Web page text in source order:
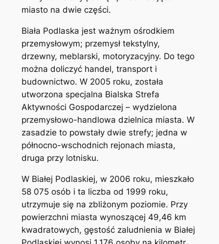
miasto na dwie części.
Biała Podlaska jest ważnym ośrodkiem
przemysłowym; przemysł tekstylny,
drzewny, meblarski, motoryzacyjny. Do tego
można doliczyć handel, transport i
budownictwo. W 2005 roku, została
utworzona specjalna Bialska Strefa
Aktywności Gospodarczej – wydzielona
przemysłowo-handlowa dzielnica miasta. W
zasadzie to powstały dwie strefy; jedna w
północno-wschodnich rejonach miasta,
druga przy lotnisku.
W Białej Podlaskiej, w 2006 roku, mieszkało
58 075 osób i ta liczba od 1999 roku,
utrzymuje się na zbliżonym poziomie. Przy
powierzchni miasta wynoszącej 49,46 km
kwadratowych, gęstość zaludnienia w Białej